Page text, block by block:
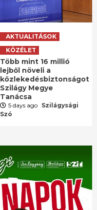
AKTUALITÁSOK
KÖZÉLET
Több mint 16 millió
lejből növeli a
közlekedésbiztonságot
Szilágy Megye
Tanácsa
5 days ago Szilágysági
Szó